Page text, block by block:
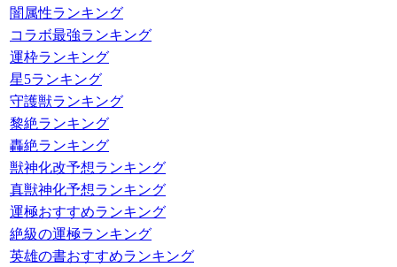
闇属性ランキング
コラボ最強ランキング
運枠ランキング
星5ランキング
守護獣ランキング
黎絶ランキング
轟絶ランキング
獣神化改予想ランキング
真獣神化予想ランキング
運極おすすめランキング
絶級の運極ランキング
英雄の書おすすめランキング